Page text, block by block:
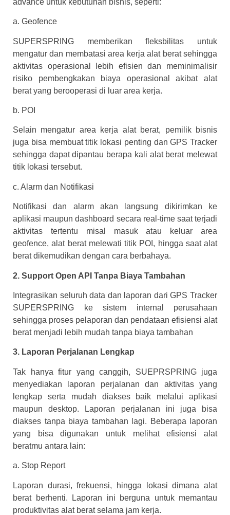
a. Geofence
SUPERSPRING memberikan fleksbilitas untuk
mengatur dan membatasi area kerja alat berat sehingga
aktivitas operasional lebih efisien dan meminimalisir
risiko pembengkakan biaya operasional akibat alat
berat yang berooperasi di luar area kerja.
b. POI
Selain mengatur area kerja alat berat, pemilik bisnis
juga bisa membuat titik lokasi penting dan GPS Tracker
sehingga dapat dipantau berapa kali alat berat melewat
titik lokasi tersebut.
c. Alarm dan Notifikasi
Notifikasi dan alarm akan langsung dikirimkan ke
aplikasi maupun dashboard secara real-time saat terjadi
aktivitas tertentu misal masuk atau keluar area
geofence, alat berat melewati titik POI, hingga saat alat
berat dikemudikan dengan cara berbahaya.
2. Support Open API Tanpa Biaya Tambahan
Integrasikan seluruh data dan laporan dari GPS Tracker
SUPERSPRING ke sistem internal perusahaan
sehingga proses pelaporan dan pendataan efisiensi alat
berat menjadi lebih mudah tanpa biaya tambahan
3. Laporan Perjalanan Lengkap
Tak hanya fitur yang canggih, SUEPRSPRING juga
menyediakan laporan perjalanan dan aktivitas yang
lengkap serta mudah diakses baik melalui aplikasi
maupun desktop. Laporan perjalanan ini juga bisa
diakses tanpa biaya tambahan lagi. Beberapa laporan
yang bisa digunakan untuk melihat efisiensi alat
beratmu antara lain:
a. Stop Report
Laporan durasi, frekuensi, hingga lokasi dimana alat
berat berhenti. Laporan ini berguna untuk memantau
produktivitas alat berat selama jam kerja.